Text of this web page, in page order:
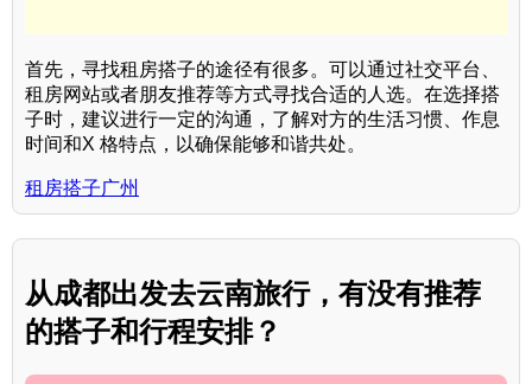
首先，寻找租房搭子的途径有很多。可以通过社交平台、
租房网站或者朋友推荐等方式寻找合适的人选。在选择搭
子时，建议进行一定的沟通，了解对方的生活习惯、作息
时间和X 格特点，以确保能够和谐共处。
租房搭子广州
从成都出发去云南旅行，有没有推荐
的搭子和行程安排？